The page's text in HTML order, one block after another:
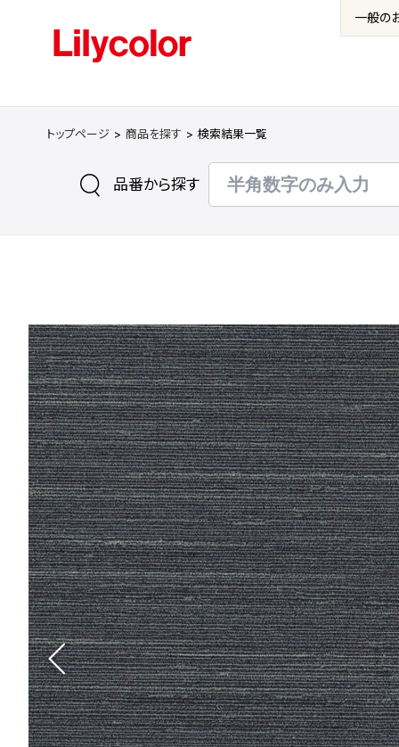
一般の
トップページ 商品を探す 検索結果一覧
品番から探す